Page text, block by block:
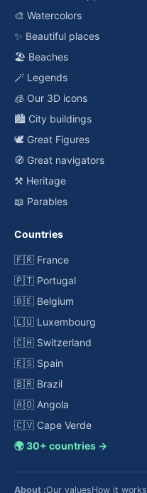
🎨 Watercolors
✨ Beautiful places
🏖️ Beaches
🪄 Legends
🧊 Our 3D icons
🏙️ City buildings
🕊️ Great Figures
🧭 Great navigators
⚒️ Heritage
📖 Parables
Countries
🇫🇷 France
🇵🇹 Portugal
🇧🇪 Belgium
🇱🇺 Luxembourg
🇨🇭 Switzerland
🇪🇸 Spain
🇧🇷 Brazil
🇦🇴 Angola
🇨🇻 Cape Verde
🌍 30+ countries →
About :Our valuesHow it works